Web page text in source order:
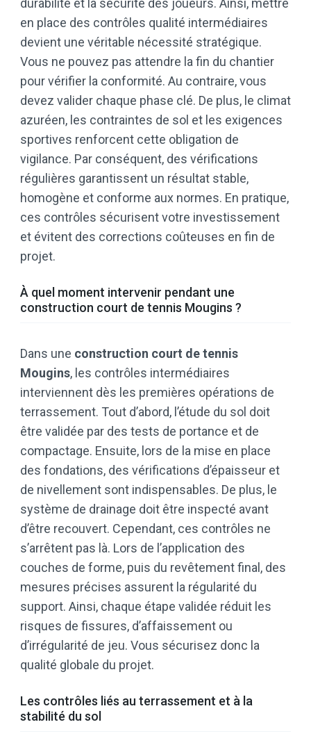
durabilité et la sécurité des joueurs. Ainsi, mettre
en place des contrôles qualité intermédiaires
devient une véritable nécessité stratégique.
Vous ne pouvez pas attendre la fin du chantier
pour vérifier la conformité. Au contraire, vous
devez valider chaque phase clé. De plus, le climat
azuréen, les contraintes de sol et les exigences
sportives renforcent cette obligation de
vigilance. Par conséquent, des vérifications
régulières garantissent un résultat stable,
homogène et conforme aux normes. En pratique,
ces contrôles sécurisent votre investissement
et évitent des corrections coûteuses en fin de
projet.
À quel moment intervenir pendant une
construction court de tennis Mougins ?
Dans une construction court de tennis
Mougins, les contrôles intermédiaires
interviennent dès les premières opérations de
terrassement. Tout d’abord, l’étude du sol doit
être validée par des tests de portance et de
compactage. Ensuite, lors de la mise en place
des fondations, des vérifications d’épaisseur et
de nivellement sont indispensables. De plus, le
système de drainage doit être inspecté avant
d’être recouvert. Cependant, ces contrôles ne
s’arrêtent pas là. Lors de l’application des
couches de forme, puis du revêtement final, des
mesures précises assurent la régularité du
support. Ainsi, chaque étape validée réduit les
risques de fissures, d’affaissement ou
d’irrégularité de jeu. Vous sécurisez donc la
qualité globale du projet.
Les contrôles liés au terrassement et à la
stabilité du sol